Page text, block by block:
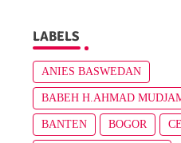
LABELS
ANIES BASWEDAN
BABEH H.AHMAD
BANTEN BOGOR